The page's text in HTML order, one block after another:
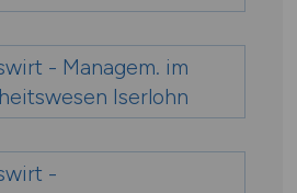
- Managem. im
Iserlohn
-